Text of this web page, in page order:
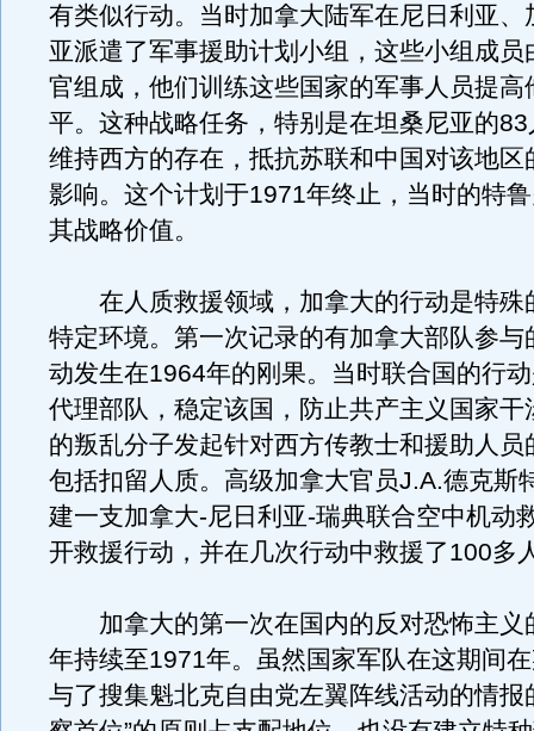
有类似行动。当时加拿大陆军在尼日利亚、
亚派遣了军事援助计划小组，这些小组成员
官组成，他们训练这些国家的军事人员提高
平。这种战略任务，特别是在坦桑尼亚的
维持西方的存在，抵抗苏联和中国对该地区
影响。这个计划于1971年终止，当时的特
其战略价值。
在人质救援领域，加拿大的行动是特殊
特定环境。第一次记录的有加拿大部队参与
动发生在1964年的刚果。当时联合国的行
代理部队，稳定该国，防止共产主义国家干
的叛乱分子发起针对西方传教士和援助人员
包括扣留人质。高级加拿大官员J.A.德克斯
建一支加拿大-尼日利亚-瑞典联合空中机动
开救援行动，并在几次行动中救援了100多
加拿大的第一次在国内的反对恐怖主义
年持续至1971年。虽然国家军队在这期间
与了搜集魁北克自由党左翼阵线活动的情报